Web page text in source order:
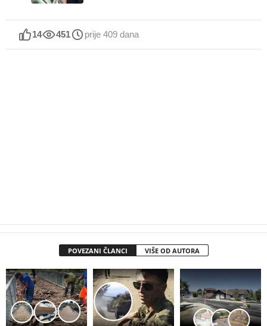
14 451 prije 409 dana
POVEZANI ČLANCI VIŠE OD AUTORA